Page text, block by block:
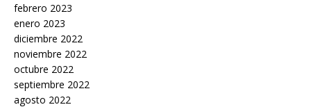
febrero 2023
enero 2023
diciembre 2022
noviembre 2022
octubre 2022
septiembre 2022
agosto 2022